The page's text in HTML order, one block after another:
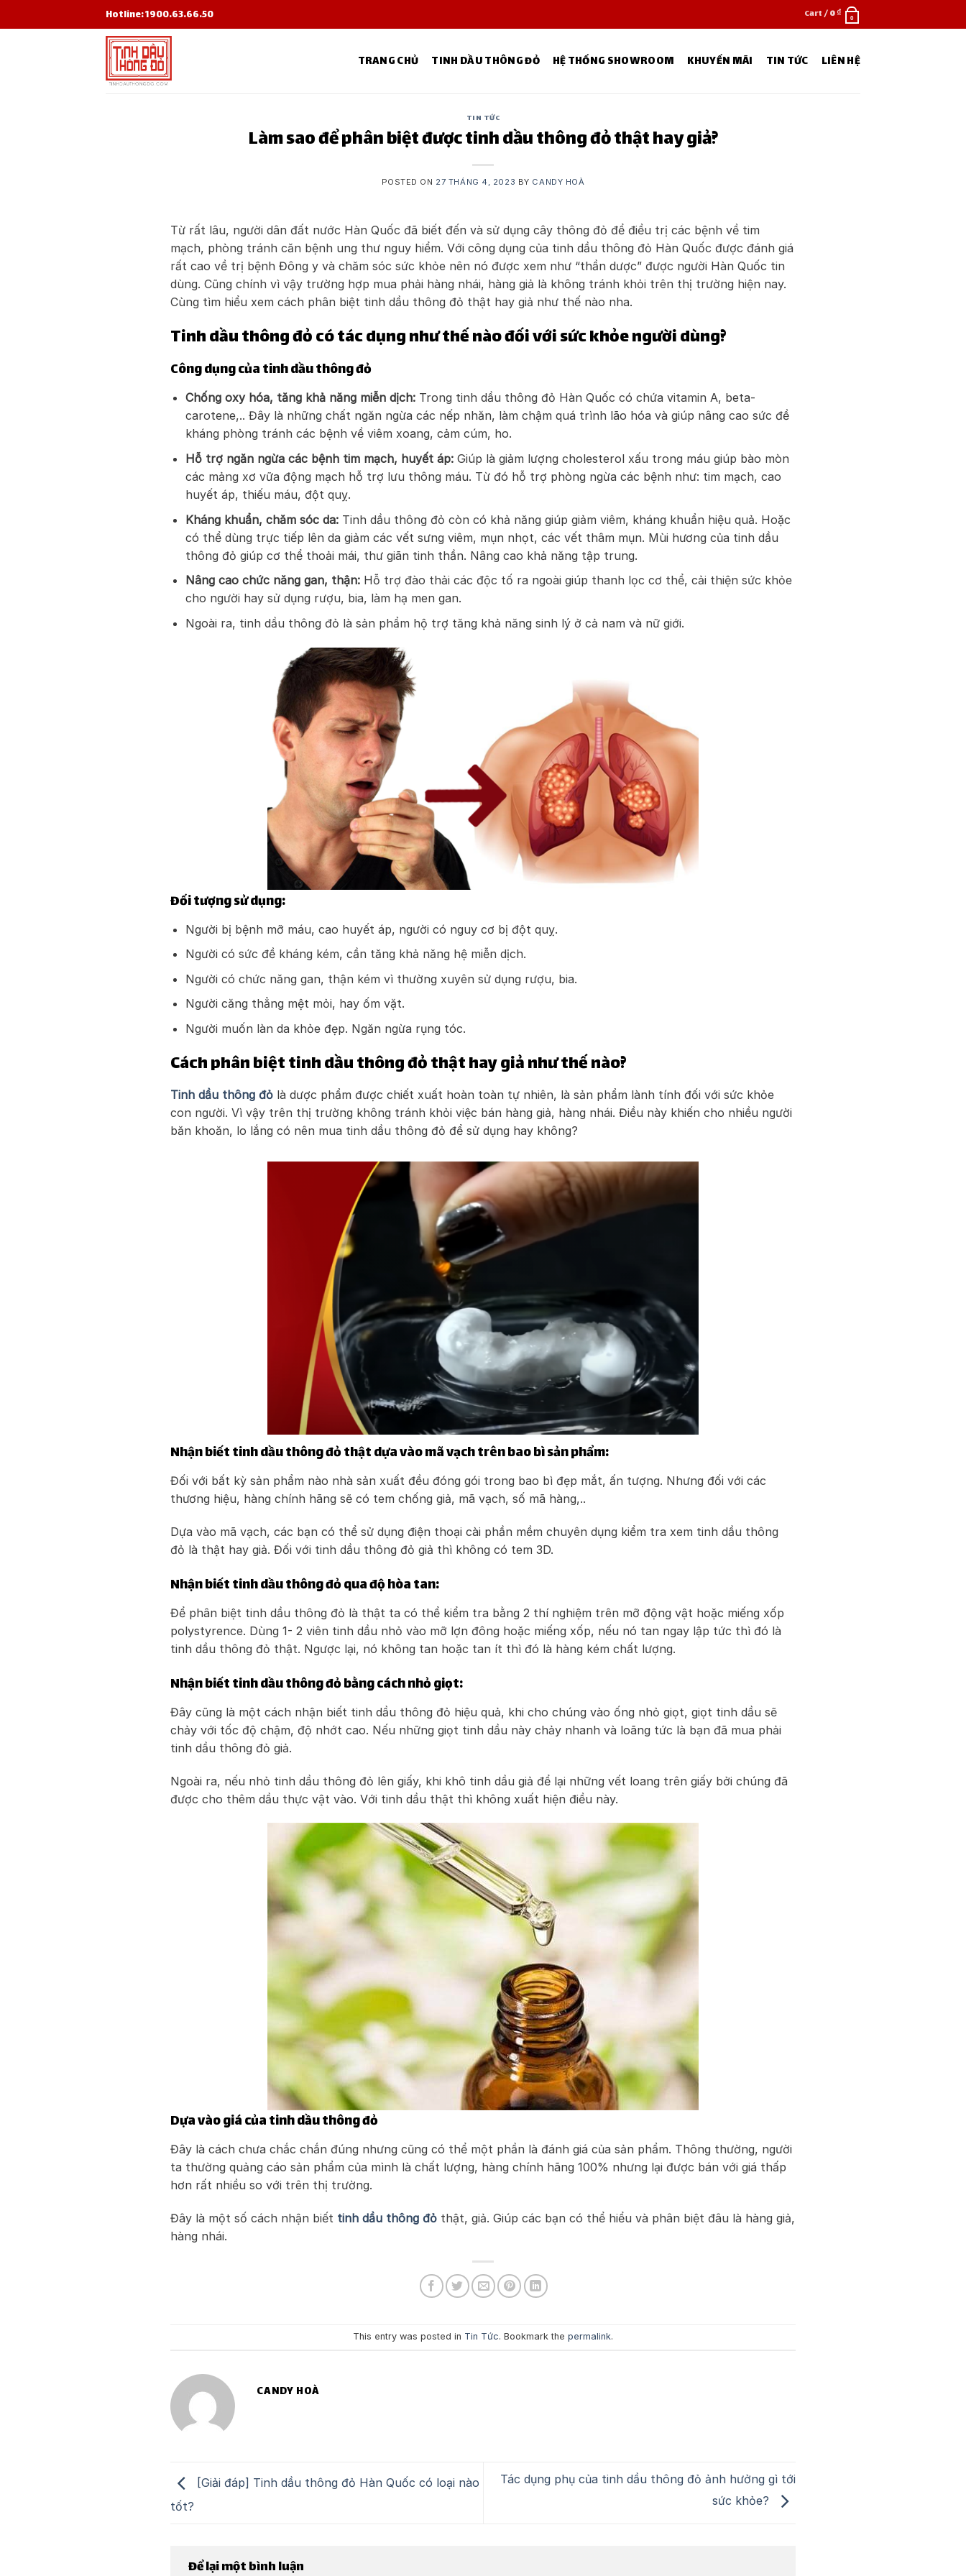
to
Hotline: 1900.63.66.50 Cart /0₫ 0
TRANG CHỦ TINH DẦU THÔNG ĐỎ HỆ THỐNG SHOWROOM KHUYẾN MÃI TIN TỨC LIÊN HỆ
TIN TỨC
Làm sao để phân biệt được tinh dầu thông đỏ thật hay giả?
POSTED ON 27 THÁNG 4, 2023 BY CANDY HOÀ
Từ rất lâu, người dân đất nước Hàn Quốc đã biết đến và sử dụng cây thông đỏ để điều trị các bệnh về tim
mạch, phòng tránh căn bệnh ung thư nguy hiểm. Với công dụng của tinh dầu thông đỏ Hàn Quốc được đánh giá
rất cao về trị bệnh Đông y và chăm sóc sức khỏe nên nó được xem như “thần dược” được người Hàn Quốc tin
dùng. Cũng chính vì vậy trường hợp mua phải hàng nhái, hàng giả là không tránh khỏi trên thị trường hiện nay.
Cùng tìm hiểu xem cách phân biệt tinh dầu thông đỏ thật hay giả như thế nào nha.
Tinh dầu thông đỏ có tác dụng như thế nào đối với sức khỏe người dùng?
Công dụng của tinh dầu thông đỏ
Chống oxy hóa, tăng khả năng miễn dịch:Trong tinh dầu thông đỏ Hàn Quốc có chứa vitamin A, beta-
carotene,.. Đây là những chất ngăn ngừa các nếp nhăn, làm chậm quá trình lão hóa và giúp nâng cao sức đề
kháng phòng tránh các bệnh về viêm xoang, cảm cúm, ho.
Hỗ trợ ngăn ngừa các bệnh tim mạch, huyết áp: Giúp là giảm lượng cholesterol xấu trong máu giúp bào mòn
các mảng xơ vữa động mạch hỗ trợ lưu thông máu. Từ đó hỗ trợ phòng ngừa các bệnh như: tim mạch, cao
huyết áp, thiếu máu, đột quỵ.
Kháng khuẩn, chăm sóc da: Tinh dầu thông đỏ còn có khả năng giúp giảm viêm, kháng khuẩn hiệu quả. Hoặc
có thể dùng trực tiếp lên da giảm các vết sưng viêm, mụn nhọt, các vết thâm mụn. Mùi hương của tinh dầu
thông đỏ giúp cơ thể thoải mái, thư giãn tinh thần. Nâng cao khả năng tập trung.
Nâng cao chức năng gan, thận: Hỗ trợ đào thải các độc tố ra ngoài giúp thanh lọc cơ thể, cải thiện sức khỏe
cho người hay sử dụng rượu, bia, làm hạ men gan.
Ngoài ra, tinh dầu thông đỏ là sản phẩm hộ trợ tăng khả năng sinh lý ở cả nam và nữ giới.
Đối tượng sử dụng:
Người bị bệnh mỡ máu, cao huyết áp, người có nguy cơ bị đột quỵ.
Người có sức đề kháng kém, cần tăng khả năng hệ miễn dịch.
Người có chức năng gan, thận kém vì thường xuyên sử dụng rượu, bia.
Người căng thẳng mệt mỏi, hay ốm vặt.
Người muốn làn da khỏe đẹp. Ngăn ngừa rụng tóc.
Cách phân biệt tinh dầu thông đỏ thật hay giả như thế nào?
Tinh dầu thông đỏ là dược phẩm được chiết xuất hoàn toàn tự nhiên, là sản phẩm lành tính đối với sức khỏe
con người. Vì vậy trên thị trường không tránh khỏi việc bán hàng giả, hàng nhái. Điều này khiến cho nhiều người
băn khoăn, lo lắng có nên mua tinh dầu thông đỏ để sử dụng hay không?
Nhận biết tinh dầu thông đỏ thật dựa vào mã vạch trên bao bì sản phẩm:
Đối với bất kỳ sản phẩm nào nhà sản xuất đều đóng gói trong bao bì đẹp mắt, ấn tượng. Nhưng đối với các
thương hiệu, hàng chính hãng sẽ có tem chống giả, mã vạch, số mã hàng,..
Dựa vào mã vạch, các bạn có thể sử dụng điện thoại cài phần mềm chuyên dụng kiểm tra xem tinh dầu thông
đỏ là thật hay giả. Đối với tinh dầu thông đỏ giả thì không có tem 3D.
Nhận biết tinh dầu thông đỏ qua độ hòa tan:
Để phân biệt tinh dầu thông đỏ là thật ta có thể kiểm tra bằng 2 thí nghiệm trên mỡ động vật hoặc miếng xốp
polystyrence. Dùng 1- 2 viên tinh dầu nhỏ vào mỡ lợn đông hoặc miếng xốp, nếu nó tan ngay lập tức thì đó là
tinh dầu thông đỏ thật. Ngược lại, nó không tan hoặc tan ít thì đó là hàng kém chất lượng.
Nhận biết tinh dầu thông đỏ bằng cách nhỏ giọt:
Đây cũng là một cách nhận biết tinh dầu thông đỏ hiệu quả, khi cho chúng vào ống nhỏ giọt, giọt tinh dầu sẽ
chảy với tốc độ chậm, độ nhớt cao. Nếu những giọt tinh dầu này chảy nhanh và loãng tức là bạn đã mua phải
tinh dầu thông đỏ giả.
Ngoài ra, nếu nhỏ tinh dầu thông đỏ lên giấy, khi khô tinh dầu giả để lại những vết loang trên giấy bởi chúng đã
được cho thêm dầu thực vật vào. Với tinh dầu thật thì không xuất hiện điều này.
Dựa vào giá của tinh dầu thông đỏ
Đây là cách chưa chắc chắn đúng nhưng cũng có thể một phần là đánh giá của sản phẩm. Thông thường, người
ta thường quảng cáo sản phẩm của mình là chất lượng, hàng chính hãng 100% nhưng lại được bán với giá thấp
hơn rất nhiều so với trên thị trường.
Đây là một số cách nhận biết tinh dầu thông đỏ thật, giả. Giúp các bạn có thể hiểu và phân biệt đâu là hàng giả,
hàng nhái.
This entry was posted in Tin Tức. Bookmark the permalink.
CANDY HOÀ
[Giải đáp] Tinh dầu thông đỏ Hàn Quốc có loại nào
tốt?
Tác dụng phụ của tinh dầu thông đỏ ảnh hưởng gì tới
sức khỏe?
Để lại một bình luận